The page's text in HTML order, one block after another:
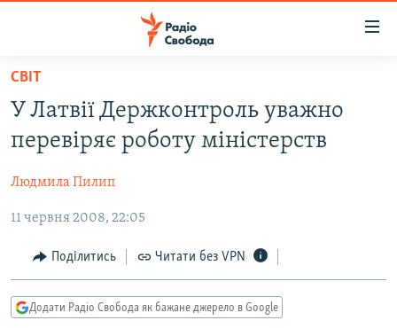
Перейти
основного
матеріалу
Перейти
до
навігації
Перейти
пошуку
ВСЕ ЗА ДОБУ
СТАТТІ
ПОЛІТИКА
ЕКОНОМІКА
СУСПІЛЬСТВО
СПОРТ
ВІЙНА
РОСІЙСЬКА «ФІЛЬТРАЦІЯ»
ДОНБАС.РЕАЛІЇ
КРИМ.РЕАЛІЇ
ТИ ЯК?
СВІТ
У Латвії Держконтроль уважно
перевіряє роботу міністерств
Людмила Пилип
11 червня 2008, 22:05
Поділитись Читати без VPN
Додати Радіо Свобода як бажане джерело в Google